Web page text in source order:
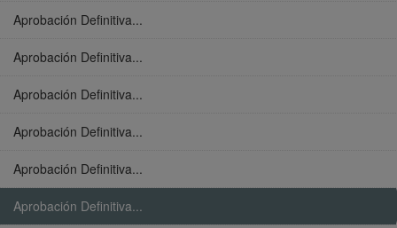
Aprobación Definitiva...
Aprobación Definitiva...
Aprobación Definitiva...
Aprobación Definitiva...
Aprobación Definitiva...
Aprobación Definitiva...